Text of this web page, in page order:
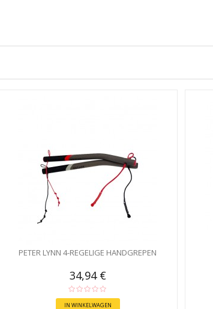
PETER LYNN 4-REGELIGE HANDGREPEN
34,94 €
IN WINKELWAGEN